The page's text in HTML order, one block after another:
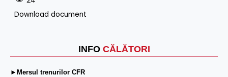
INFO CĂLĂTORI
►Mersul trenurilor CFR
Download document